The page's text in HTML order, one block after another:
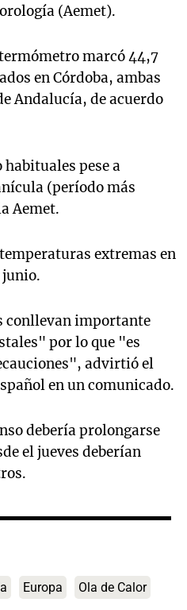
(Aemet).
marcó 44,7
en Córdoba, ambas
Andalucía, de acuerdo
pese a
(período más
Aemet.
extremas en
junio.
conllevan importante
por lo que "es
advirtió el
en un comunicado.
debería prolongarse
el jueves deberían
Europa Ola de Calor